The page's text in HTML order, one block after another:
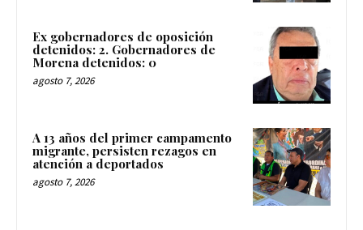
Ex gobernadores de oposición
detenidos: 2. Gobernadores de
Morena detenidos: 0
agosto 7, 2026
A 13 años del primer campamento
migrante, persisten rezagos en
atención a deportados
agosto 7, 2026